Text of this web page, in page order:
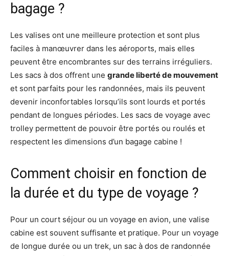
bagage ?
Les valises ont une meilleure protection et sont plus
faciles à manœuvrer dans les aéroports, mais elles
peuvent être encombrantes sur des terrains irréguliers.
Les sacs à dos offrent une grande liberté de mouvement
et sont parfaits pour les randonnées, mais ils peuvent
devenir inconfortables lorsqu’ils sont lourds et portés
pendant de longues périodes. Les sacs de voyage avec
trolley permettent de pouvoir être portés ou roulés et
respectent les dimensions d’un bagage cabine !
Comment choisir en fonction de
la durée et du type de voyage ?
Pour un court séjour ou un voyage en avion, une valise
cabine est souvent suffisante et pratique. Pour un voyage
de longue durée ou un trek, un sac à dos de randonnée